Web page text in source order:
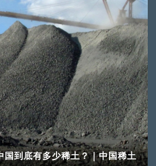
国到底有多少稀土？｜中国稀土